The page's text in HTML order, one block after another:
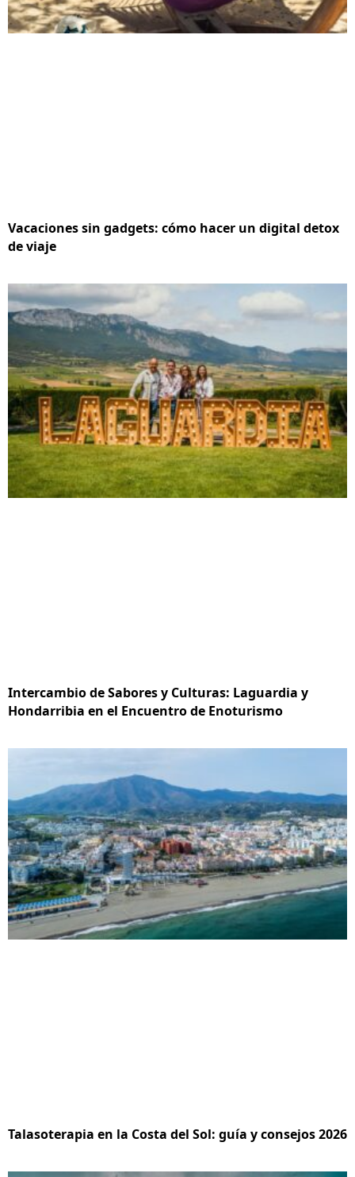
Vacaciones sin gadgets: cómo hacer un digital detox
de viaje
Intercambio de Sabores y Culturas: Laguardia y
Hondarribia en el Encuentro de Enoturismo
Talasoterapia en la Costa del Sol: guía y consejos 2026